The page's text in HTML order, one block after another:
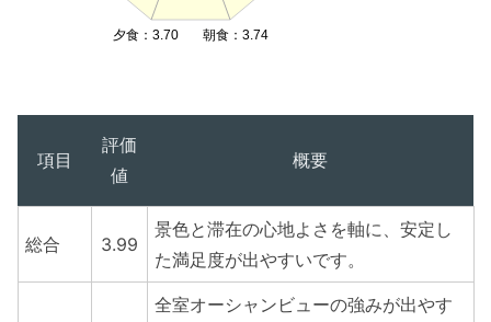
朝食：3.74
夕食：3.70
項目
評価
値
概要
総合 3.99
景色と滞在の心地よさを軸に、安定し
た満足度が出やすいです。
全室オーシャンビューの強みが出やす